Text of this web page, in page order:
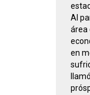
Al
área
en